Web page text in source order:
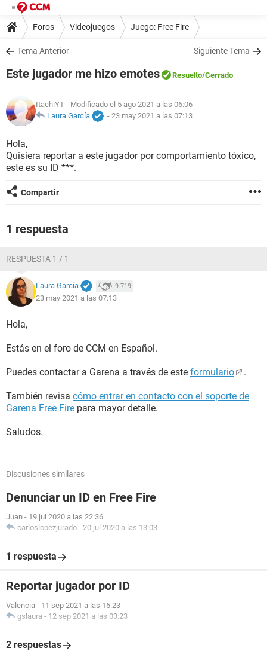
Foros Videojuegos Juego: Free Fire
Tema Anterior Siguiente Tema
Este jugador me hizo emotes Resuelto/Cerrado
ItachiYT - Modificado el 5 ago 2021 a las 06:06
Laura García
- 23 may 2021 a las 07:13
Hola,
Quisiera reportar a este jugador por comportamiento tóxico,
este es su ID ***.
Compartir
1 respuesta
RESPUESTA 1 / 1
Laura García 9.719
23 may 2021 a las 07:13
Hola,
Estás en el foro de CCM en Español.
Puedes contactar a Garena a través de este formulario .
También revisa cómo entrar en contacto con el soporte de
Garena Free Fire para mayor detalle.
Saludos.
Discusiones similares
Denunciar un ID en Free Fire
Juan - 19 jul 2020 a las 22:36
carloslopezjurado - 20 jul 2020 a las 13:03
1 respuesta
Reportar jugador por ID
Valencia - 11 sep 2021 a las 16:23
gslaura - 12 sep 2021 a las 03:23
2 respuestas